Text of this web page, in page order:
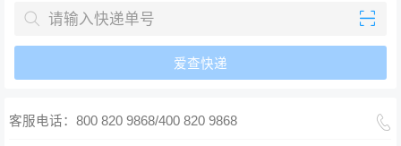
 
爱查快递
客服电话：800 820 9868/400 820 9868 